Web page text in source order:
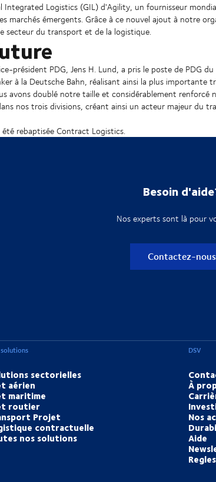
Logistics (GIL) d'Agility, un fournisseur
marchés émergents. Grâce à ce nouvel ajout à notre
secteur du transport et de la logistique.
président PDG, Jens H. Lund, a pris le poste de PDG
à la Deutsche Bahn, réalisant ainsi la plus importante
avons doublé notre taille et considérablement renforcé
nos trois divisions, créant ainsi un acteur majeur du
rebaptisée Contract Logistics.
Besoin
Nos experts sont là pour
Contactez-nous
sectorielles
aérien
maritime
routier
Projet
contractuelle
nos solutions
DSV
À
Nos
Aide